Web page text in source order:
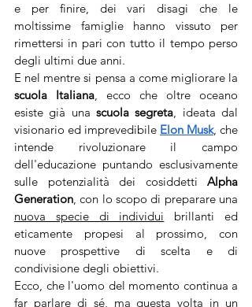
e per finire, dei vari disagi che le
moltissime famiglie hanno vissuto per
rimettersi in pari con tutto il tempo perso
degli ultimi due anni.
E nel mentre si pensa a come migliorare la
scuola Italiana, ecco che oltre oceano
esiste già una scuola segreta, ideata dal
visionario ed imprevedibile Elon Musk, che
intende rivoluzionare il campo
dell'educazione puntando esclusivamente
sulle potenzialità dei cosiddetti Alpha
Generation
nuova specie di individui
brillanti ed
eticamente propesi al prossimo, con
nuove prospettive di scelta e di
condivisione degli obiettivi.
Ecco, che l'uomo del momento continua a
far parlare di sé, ma questa volta in un